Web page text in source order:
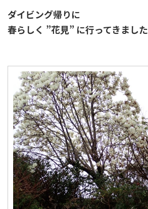
ダイビング帰りに
春らしく ”花見” に行ってきました